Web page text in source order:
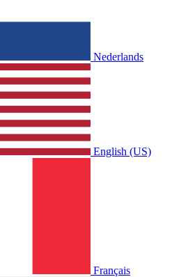
Nederlands
English (US)
Français